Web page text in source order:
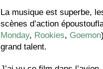
La musique est superbe,
scènes d’action
Monday, Rookies, Goemon
grand talent.